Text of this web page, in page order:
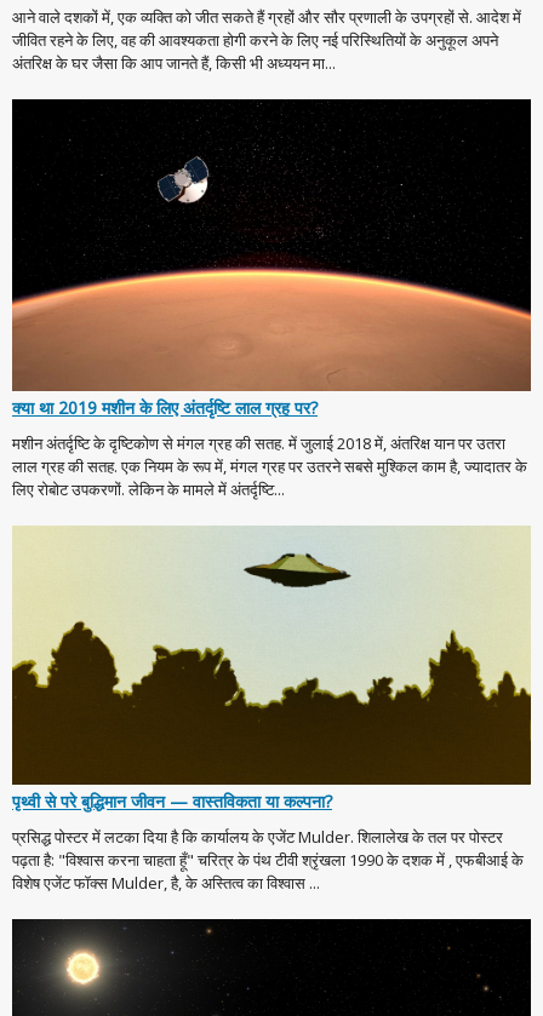
आने वाले दशकों में, एक व्यक्ति को जीत सकते हैं ग्रहों और सौर प्रणाली के उपग्रहों से. आदेश में
जीवित रहने के लिए, वह की आवश्यकता होगी करने के लिए नई परिस्थितियों के अनुकूल अपने
अंतरिक्ष के घर जैसा कि आप जानते हैं, किसी भी अध्ययन मा...
क्या था 2019 मशीन के लिए अंतर्दृष्टि लाल ग्रह पर?
मशीन अंतर्दृष्टि के दृष्टिकोण से मंगल ग्रह की सतह. में जुलाई 2018 में, अंतरिक्ष यान पर उतरा
लाल ग्रह की सतह. एक नियम के रूप में, मंगल ग्रह पर उतरने सबसे मुश्किल काम है, ज्यादातर के
लिए रोबोट उपकरणों. लेकिन के मामले में अंतर्दृष्टि...
पृथ्वी से परे बुद्धिमान जीवन — वास्तविकता या कल्पना?
प्रसिद्ध पोस्टर में लटका दिया है कि कार्यालय के एजेंट Mulder. शिलालेख के तल पर पोस्टर
पढ़ता है: "विश्वास करना चाहता हूँ" चरित्र के पंथ टीवी श्रृंखला 1990 के दशक में , एफबीआई के
विशेष एजेंट फॉक्स Mulder, है, के अस्तित्व का विश्वास ...